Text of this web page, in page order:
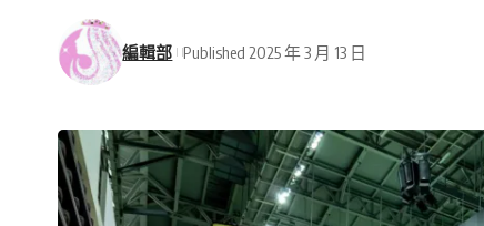
編輯部 Published 2025 年 3 月 13 日